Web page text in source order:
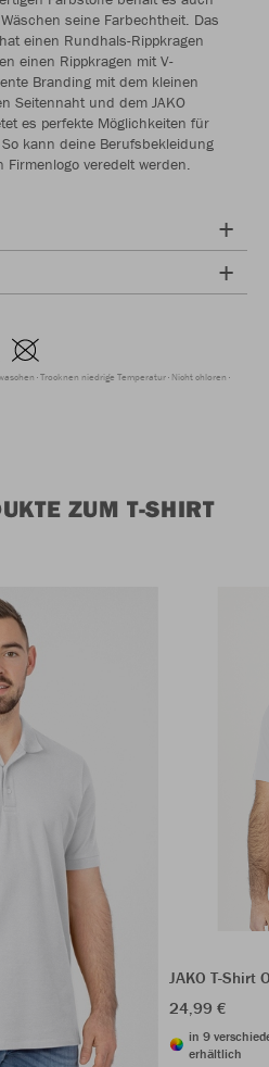
seine Farbechtheit. Das
einen Rundhals-Rippkragen
einen Rippkragen mit V-
Branding mit dem kleinen
Seitennaht und dem JAKO
es perfekte Möglichkeiten für
kann deine Berufsbekleidung
veredelt werden.
Trocknen niedrige Temperatur Nicht chloren
ZUM T-SHIRT
JAKO T-Shirt
24,99 €
in 9
erhältlich